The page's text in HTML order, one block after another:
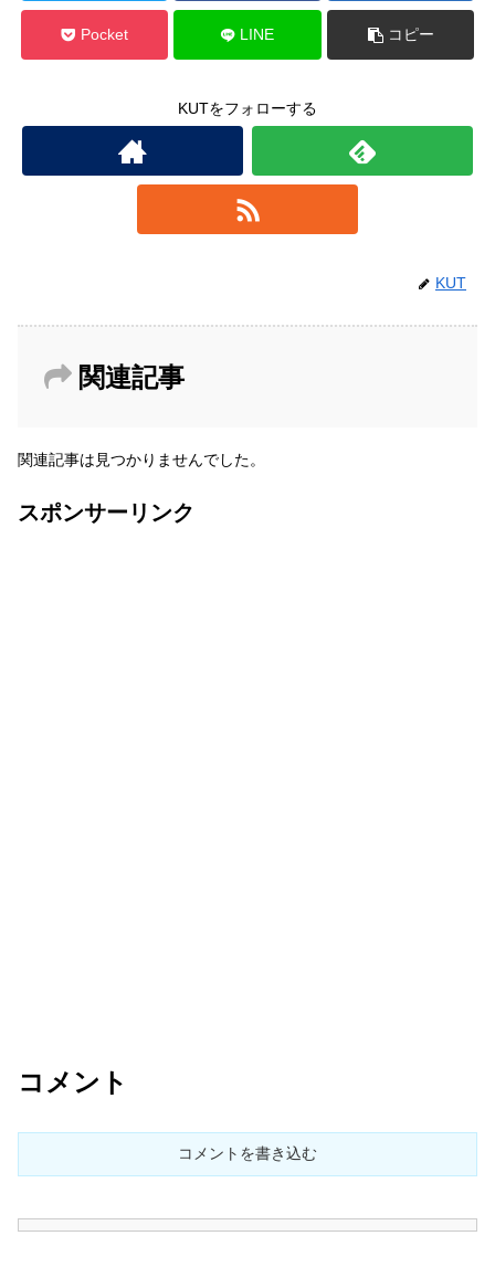
Pocket LINE コピー
KUTをフォローする
KUT
関連記事
関連記事は見つかりませんでした。
スポンサーリンク
コメント
コメントを書き込む